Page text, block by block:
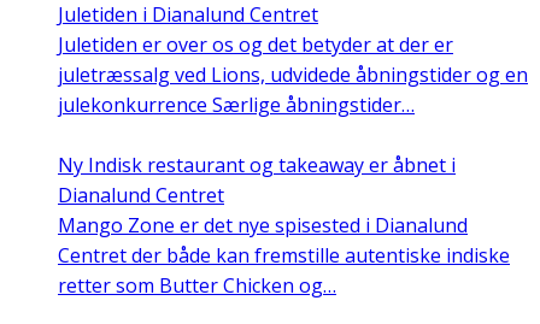
Juletiden i Dianalund Centret
Juletiden er over os og det betyder at der er
juletræssalg ved Lions, udvidede åbningstider og en
julekonkurrence Særlige åbningstider…
Ny Indisk restaurant og takeaway er åbnet i
Dianalund Centret
Mango Zone er det nye spisested i Dianalund
Centret der både kan fremstille autentiske indiske
retter som Butter Chicken og…